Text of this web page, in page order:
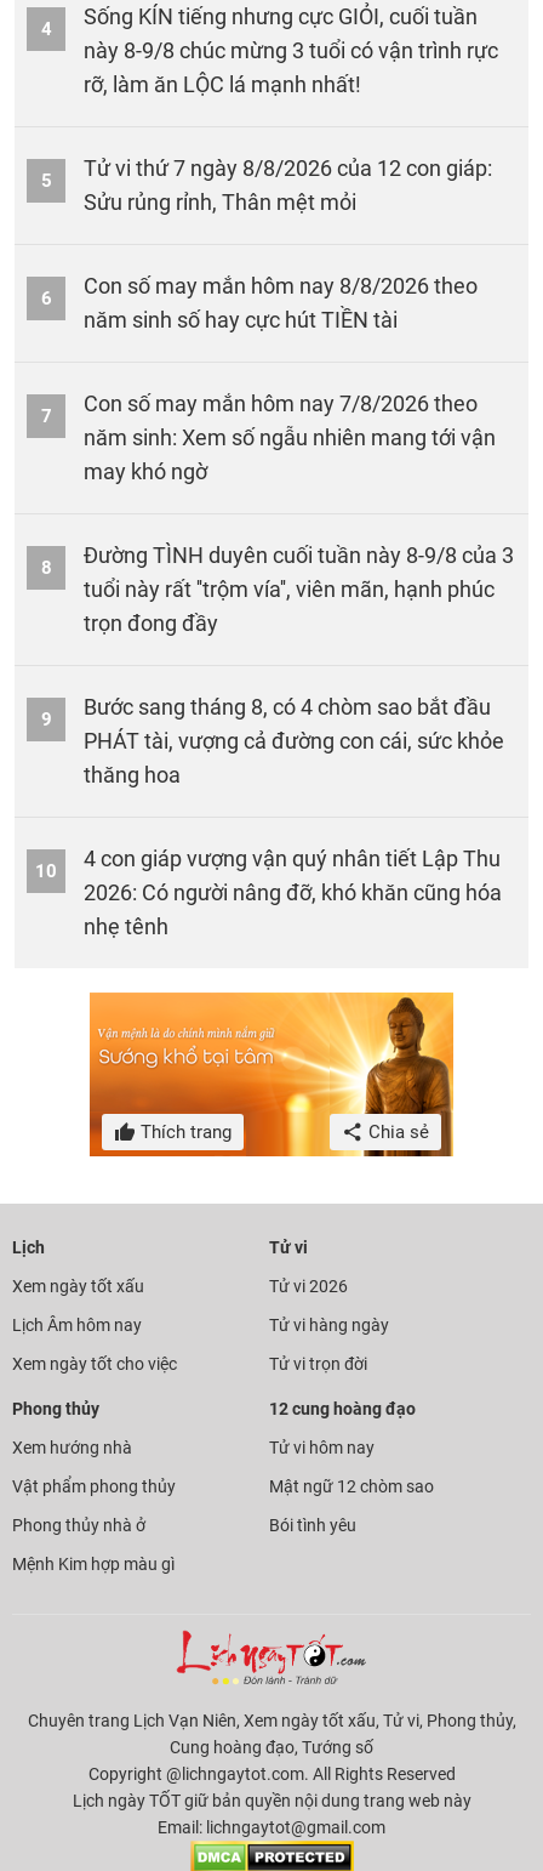
4
Sống KÍN tiếng nhưng cực GIỎI, cuối tuần
này 8-9/8 chúc mừng 3 tuổi có vận trình rực
rỡ, làm ăn LỘC lá mạnh nhất!
5
Tử vi thứ 7 ngày 8/8/2026 của 12 con giáp:
Sửu rủng rỉnh, Thân mệt mỏi
6
Con số may mắn hôm nay 8/8/2026 theo
năm sinh số hay cực hút TIỀN tài
7
Con số may mắn hôm nay 7/8/2026 theo
năm sinh: Xem số ngẫu nhiên mang tới vận
may khó ngờ
8
Đường TÌNH duyên cuối tuần này 8-9/8 của 3
tuổi này rất ''trộm vía'', viên mãn, hạnh phúc
trọn đong đầy
9
Bước sang tháng 8, có 4 chòm sao bắt đầu
PHÁT tài, vượng cả đường con cái, sức khỏe
thăng hoa
10
4 con giáp vượng vận quý nhân tiết Lập Thu
2026: Có người nâng đỡ, khó khăn cũng hóa
nhẹ tênh
Thích trang Chia sẻ
Lịch
Xem ngày tốt xấu
Lịch Âm hôm nay
Xem ngày tốt cho việc
Tử vi
Tử vi 2026
Tử vi hàng ngày
Tử vi trọn đời
Phong thủy
Xem hướng nhà
Vật phẩm phong thủy
Phong thủy nhà ở
Mệnh Kim hợp màu gì
12 cung hoàng đạo
Tử vi hôm nay
Mật ngữ 12 chòm sao
Bói tình yêu
Chuyên trang Lịch Vạn Niên, Xem ngày tốt xấu, Tử vi, Phong thủy,
Cung hoàng đạo, Tướng số
Copyright @lichngaytot.com. All Rights Reserved
Lịch ngày TỐT giữ bản quyền nội dung trang web này
Email: lichngaytot@gmail.com